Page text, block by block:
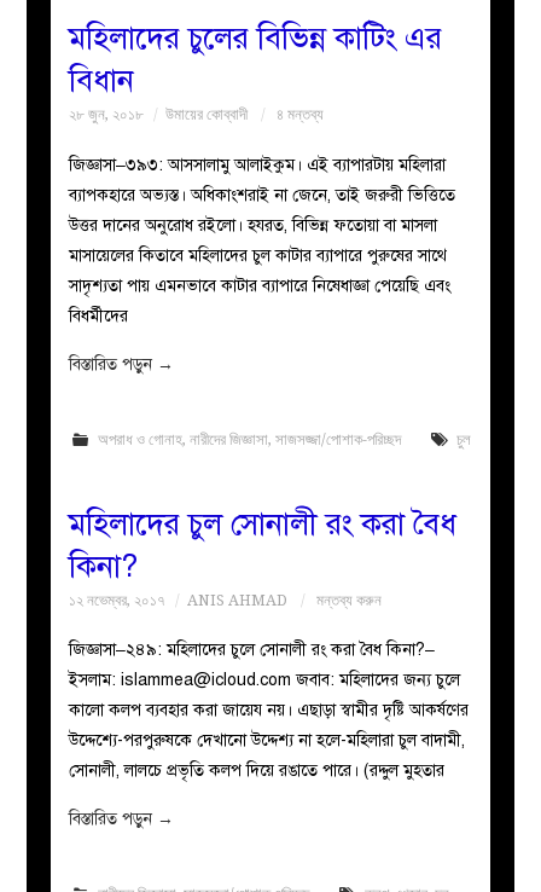
মহিলাদের চুলের বিভিন্ন কাটিং এর
বিধান
২৮ জুন, ২০১৮ উমায়ের কোব্বাদী ৪ মন্তব্য
জিজ্ঞাসা–৩৯৩: আসসালামু আলাইকুম। এই ব্যাপারটায় মহিলারা
ব্যাপকহারে অভ্যস্ত। অধিকাংশরাই না জেনে, তাই জরুরী ভিত্তিতে
উত্তর দানের অনুরোধ রইলো। হযরত, বিভিন্ন ফতোয়া বা মাসলা
মাসায়েলের কিতাবে মহিলাদের চুল কাটার ব্যাপারে পুরুষের সাথে
সাদৃশ্যতা পায় এমনভাবে কাটার ব্যাপারে নিষেধাজ্ঞা পেয়েছি এবং
বিধর্মীদের
বিস্তারিত পড়ুন →
অপরাধ ও গোনাহ, নারীদের জিজ্ঞাসা, সাজসজ্জা/পোশাক-পরিচ্ছদ চুল
মহিলাদের চুল সোনালী রং করা বৈধ
কিনা?
১২ নভেম্বর, ২০১৭ ANIS AHMAD মন্তব্য করুন
জিজ্ঞাসা–২৪৯: মহিলাদের চুলে সোনালী রং করা বৈধ কিনা?–
ইসলাম:islammea@icloud.com জবাব: মহিলাদের জন্য চুলে
কালো কলপ ব্যবহার করা জায়েয নয়। এছাড়া স্বামীর দৃষ্টি আকর্ষণের
উদ্দেশ্যে-পরপুরুষকে দেখানো উদ্দেশ্য না হলে-মহিলারা চুল বাদামী,
সোনালী, লালচে প্রভৃতি কলপ দিয়ে রঙাতে পারে। (রদ্দুল মুহতার
বিস্তারিত পড়ুন →